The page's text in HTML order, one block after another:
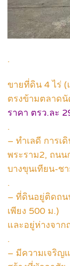
.
ขายที่ดิน 4 ไร่ (
ตรงข้ามตลาดนั
ราคา ตรว.ละ
.
– ทำเลดี การเ
พระราม2, ถน
บางขุนเทียน-ชา
.
– ที่ดินอยู่ติดถน
เพียง 500 ม.)
และอยู่ห่างจา
.
– มีความเจริญ